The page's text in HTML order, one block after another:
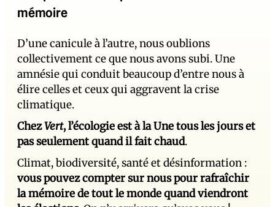
mémoire
D’une canicule à l’autre, nous oublions
collectivement ce que nous avons subi. Une
amnésie qui conduit beaucoup d’entre nous à
élire celles et ceux qui aggravent la crise
climatique.
ChezVert, l’écologie est à la Une tous les jours et
pas seulement quand il fait chaud.
Climat, biodiversité, santé et désinformation :
vous pouvez compter sur nous pour rafraîchir
la mémoire de tout le monde quand viendront